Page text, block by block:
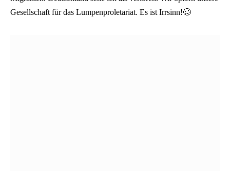
Gesellschaft für das Lumpenproletariat. Es ist Irrsinn!🥴